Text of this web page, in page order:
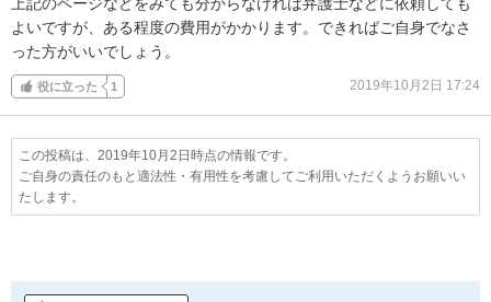
よいですが、ある程度の費用がかかります。できればご自身でなさ
った方がいいでしょう。
役に立った 1 2019年10月2日 17:24
この投稿は、2019年10月2日時点の情報です。
ご自身の責任のもと適法性・有用性を考慮してご利用いただくようお願いい
たします。